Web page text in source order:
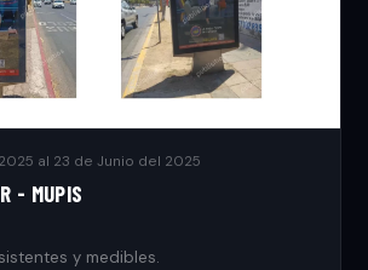
al 23 de Junio del 2025
- MUPIS
y medibles.